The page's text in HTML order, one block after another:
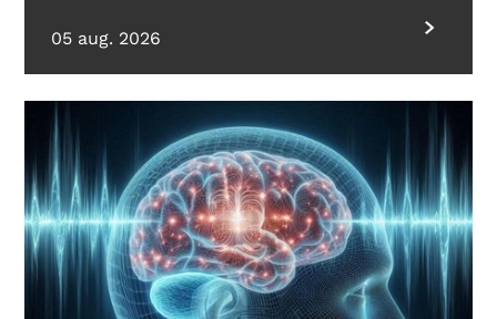
05 aug. 2026